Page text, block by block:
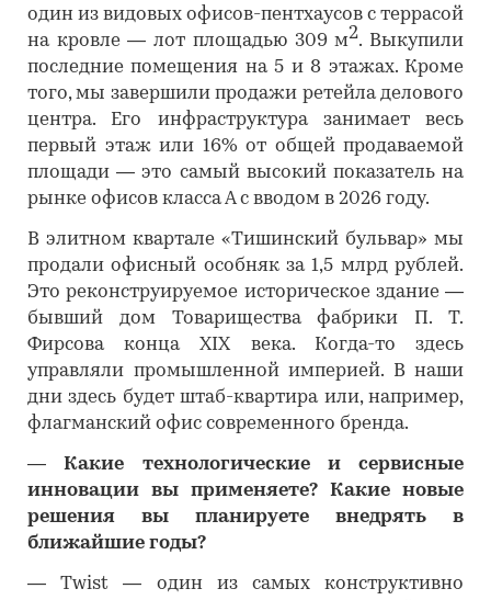
один из видовых офисов-пентхаусов с террасой
на кровле — лот площадью 309 м2. Выкупили
последние помещения на 5 и 8 этажах. Кроме
того, мы завершили продажи ретейла делового
центра. Его инфраструктура занимает весь
первый этаж или 16% от общей продаваемой
площади — это самый высокий показатель на
рынке офисов класса А с вводом в 2026 году.
В элитном квартале «Тишинский бульвар» мы
продали офисный особняк за 1,5 млрд рублей.
Это реконструируемое историческое здание —
бывший дом Товарищества фабрики П. Т.
Фирсова конца XIX века. Когда-то здесь
управляли промышленной империей. В наши
дни здесь будет штаб-квартира или, например,
флагманский офис современного бренда.
―
Какие технологические и сервисные
инновации вы применяете? Какие новые
решения вы планируете внедрять в
ближайшие годы?
―
Twist — один из самых конструктивно